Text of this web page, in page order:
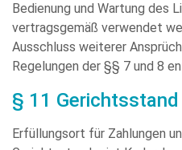
Bedienung und Wartung des
vertragsgemäß verwendet
Ausschluss weiterer
Regelungen der §§ 7 und 8
§ 11 Gerichtsstand
Erfüllungsort für Zahlungen